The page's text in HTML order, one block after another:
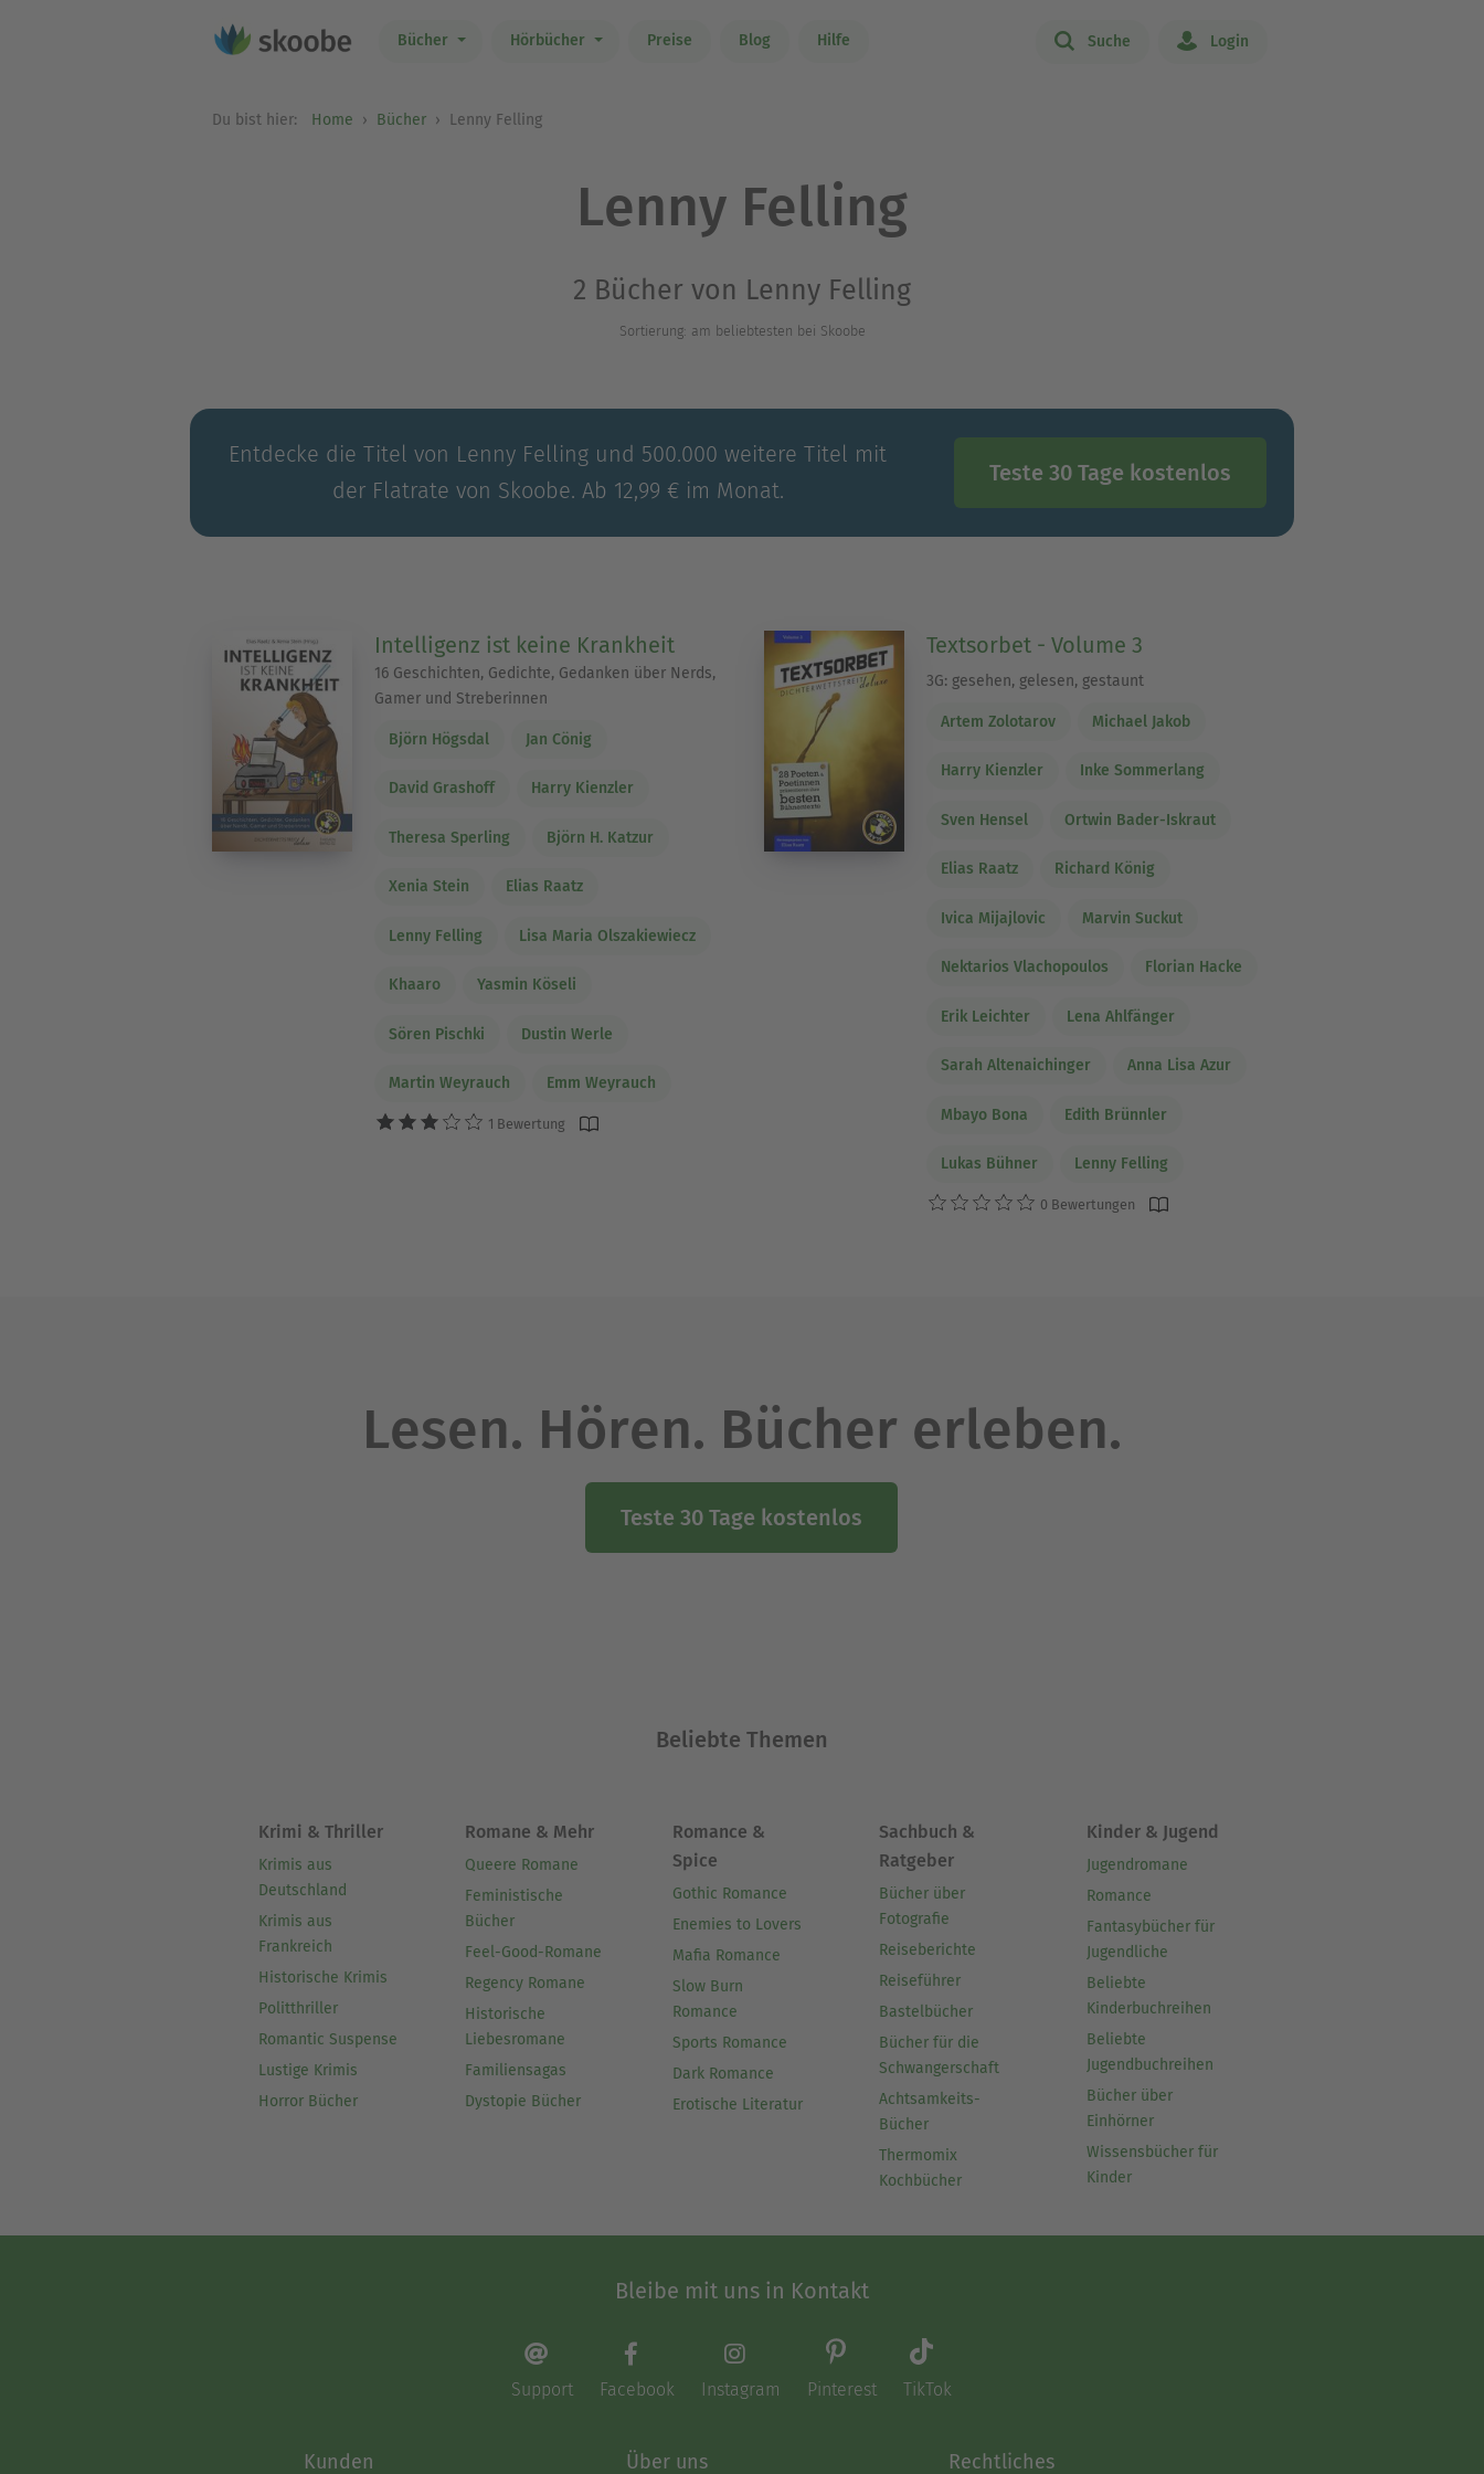
Bücher Hörbücher Preise Blog Hilfe Suche Login
Du bist hier: Home Bücher Lenny Felling
Lenny Felling
2 Bücher von Lenny Felling
Sortierung: am beliebtesten bei Skoobe
Entdecke die Titel von Lenny Felling und 500.000 weitere Titel mit
der Flatrate von Skoobe. Ab 12,99 € im Monat.
Teste 30 Tage kostenlos
Intelligenz ist keine Krankheit
16 Geschichten, Gedichte, Gedanken über Nerds,
Gamer und Streberinnen
Björn Högsdal Jan Cönig
David Grashoff Harry Kienzler
Theresa Sperling Björn H. Katzur
Xenia Stein Elias Raatz
Lenny Felling Lisa Maria Olszakiewiecz
Khaaro Yasmin Köseli
Sören Pischki Dustin Werle
Martin Weyrauch Emm Weyrauch
1 Bewertung
Textsorbet - Volume 3
3G: gesehen, gelesen, gestaunt
Artem Zolotarov Michael Jakob
Harry Kienzler Inke Sommerlang
Sven Hensel Ortwin Bader-Iskraut
Elias Raatz Richard König
Ivica Mijajlovic Marvin Suckut
Nektarios Vlachopoulos Florian Hacke
Erik Leichter Lena Ahlfänger
Sarah Altenaichinger Anna Lisa Azur
Mbayo Bona Edith Brünnler
Lukas Bühner Lenny Felling
0 Bewertungen
Lesen. Hören. Bücher erleben.
Teste 30 Tage kostenlos
Beliebte Themen
Krimi & Thriller
Krimis aus
Deutschland
Krimis aus
Frankreich
Historische Krimis
Politthriller
Romantic Suspense
Lustige Krimis
Horror Bücher
Romane & Mehr
Queere Romane
Feministische
Bücher
Feel-Good-Romane
Regency Romane
Historische
Liebesromane
Familiensagas
Dystopie Bücher
Romance &
Spice
Gothic Romance
Enemies to Lovers
Mafia Romance
Slow Burn
Romance
Sports Romance
Dark Romance
Erotische Literatur
Sachbuch &
Ratgeber
Bücher über
Fotografie
Reiseberichte
Reiseführer
Bastelbücher
Bücher für die
Schwangerschaft
Achtsamkeits-
Bücher
Thermomix
Kochbücher
Kinder & Jugend
Jugendromane
Romance
Fantasybücher für
Jugendliche
Beliebte
Kinderbuchreihen
Beliebte
Jugendbuchreihen
Bücher über
Einhörner
Wissensbücher für
Kinder
Bleibe mit uns in Kontakt
Support Facebook Instagram Pinterest TikTok
Kunden Über uns Rechtliches